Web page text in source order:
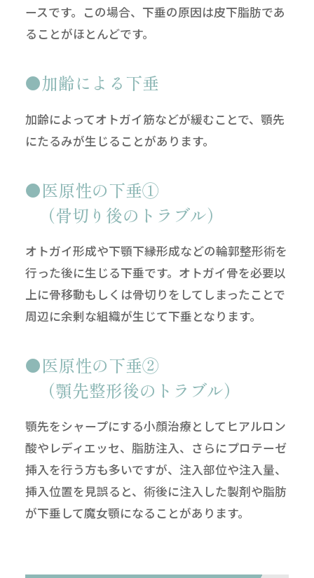
ースです。この場合、下垂の原因は皮下脂肪であ
ることがほとんどです。
加齢による下垂
加齢によってオトガイ筋などが緩むことで、顎先
にたるみが生じることがあります。
医原性の下垂①
（骨切り後のトラブル）
オトガイ形成や下顎下縁形成などの輪郭整形術を
行った後に生じる下垂です。オトガイ骨を必要以
上に骨移動もしくは骨切りをしてしまったことで
周辺に余剰な組織が生じて下垂となります。
医原性の下垂②
（顎先整形後のトラブル）
顎先をシャープにする小顔治療としてヒアルロン
酸やレディエッセ、脂肪注入、さらにプロテーゼ
挿入を行う方も多いですが、注入部位や注入量、
挿入位置を見誤ると、術後に注入した製剤や脂肪
が下垂して魔女顎になることがあります。